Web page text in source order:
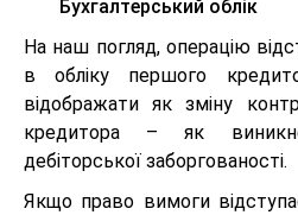
Бухгалтерський облік
На наш погляд, операцію
в обліку першого
відображати як зміну
кредитора – як
дебіторської заборгованості.
Якщо право вимоги